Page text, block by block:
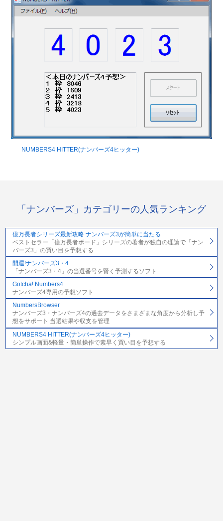
NUMBERS4 HITTER(ナンバーズ4ヒッター)
「ナンバーズ」カテゴリーの人気ランキング
億万長者シリーズ最新攻略 ナンバーズ3が簡単に当たる
ベストセラー「億万長者ボード」シリーズの著者が独自の理論で「ナン
バーズ3」の買い目を予想する
開運!ナンバーズ3・4
「ナンバーズ3・4」の当選番号を賢く予測するソフト
Gotcha! Numbers4
ナンバーズ4専用の予想ソフト
NumbersBrowser
ナンバーズ3・ナンバーズ4の過去データをさまざまな角度から分析し予
想をサポート 当選結果や収支を管理
NUMBERS4 HITTER(ナンバーズ4ヒッター)
シンプル画面&軽量・簡単操作で素早く買い目を予想する